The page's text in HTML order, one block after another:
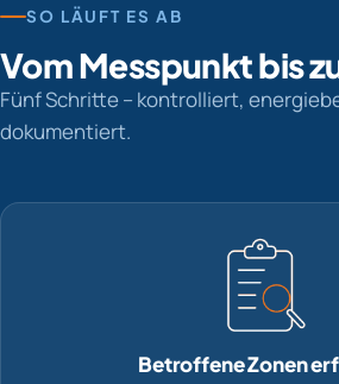
SO LÄUFT ES AB
Vom Messpunkt bis
Fünf Schritte – kontrolliert,
dokumentiert.
Betroffene Zonen